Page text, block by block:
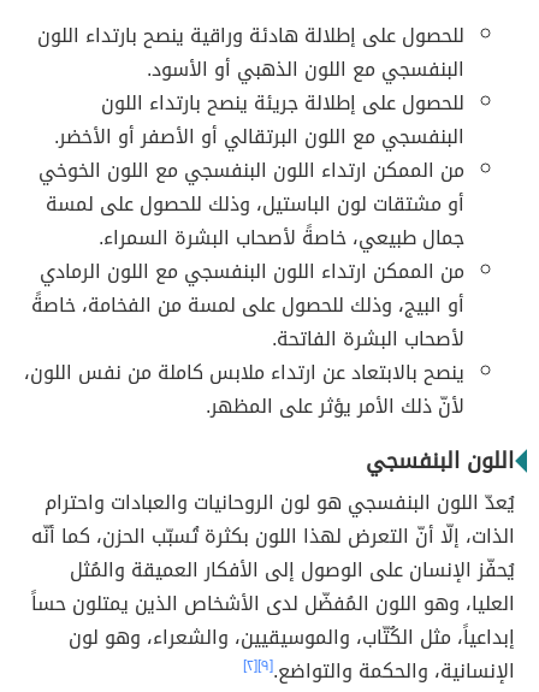
للحصول على إطلالة هادئة وراقية ينصح بارتداء اللون
البنفسجي مع اللون الذهبي أو الأسود.
للحصول على إطلالة جريئة ينصح بارتداء اللون
البنفسجي مع اللون البرتقالي أو الأصفر أو الأخضر.
من الممكن ارتداء اللون البنفسجي مع اللون الخوخي
أو مشتقات لون الباستيل، وذلك للحصول على لمسة
جمال طبيعي، خاصةً لأصحاب البشرة السمراء.
من الممكن ارتداء اللون البنفسجي مع اللون الرمادي
أو البيج، وذلك للحصول على لمسة من الفخامة، خاصةً
لأصحاب البشرة الفاتحة.
ينصح بالابتعاد عن ارتداء ملابس كاملة من نفس اللون،
لأنّ ذلك الأمر يؤثر على المظهر.
اللون البنفسجي
يُعدّ اللون البنفسجي هو لون الروحانيات والعبادات واحترام
الذات، إلّا أنّ التعرض لهذا اللون بكثرة تُسبّب الحزن، كما أنّه
يُحفّز الإنسان على الوصول إلى الأفكار العميقة والمُثل
العليا، وهو اللون المُفضّل لدى الأشخاص الذين يمتلون حساً
إبداعياً، مثل الكُتّاب، والموسيقيين، والشعراء، وهو لون
الإنسانية، والحكمة والتواضع.[٩] [٢]